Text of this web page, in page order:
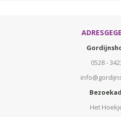
0528 -
Het